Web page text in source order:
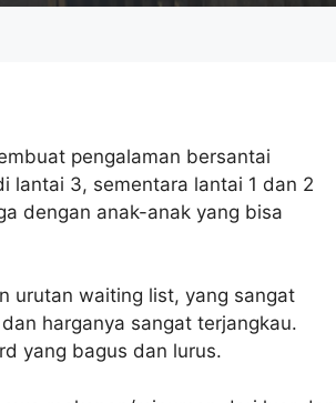
pengalaman bersantai
lantai 3, sementara lantai 1 dan 2
dengan anak-anak yang bisa
urutan waiting list, yang sangat
harganya sangat terjangkau.
yang bagus dan lurus.